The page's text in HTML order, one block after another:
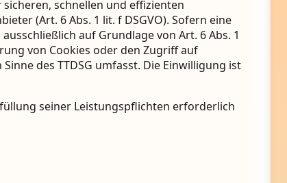
sicheren, schnellen und effizienten
(Art. 6 Abs. 1 lit. f DSGVO). Sofern eine
auf Grundlage von Art. 6 Abs. 1
von Cookies oder den Zugriff auf
des TTDSG umfasst. Die Einwilligung ist
seiner Leistungspflichten erforderlich